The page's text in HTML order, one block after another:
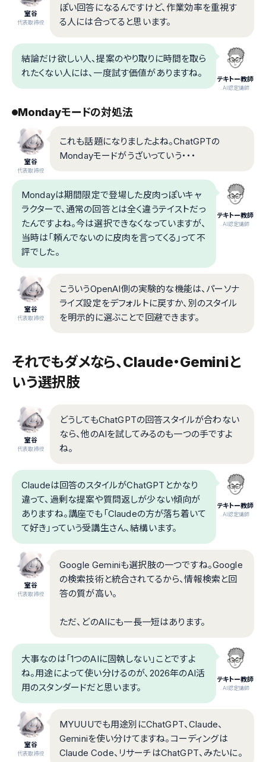
室谷
代表取締役
ぽい回答になるんですけど、作業効率を重視す
る人には合ってると思います。
テキトー教師
.AI認定講師
結論だけ欲しい人、提案のやり取りに時間を取ら
れたくない人には、一度試す価値がありますね。
Mondayモードの対処法
室谷
代表取締役
これも話題になりましたよね。ChatGPTの
Mondayモードがうざいっていう・・・
テキトー教師
.AI認定講師
Mondayは期間限定で登場した皮肉っぽいキャ
ラクターで、通常の回答とは全く違うテイストだっ
たんですよね。今は選択できなくなっていますが、
当時は「頼んでないのに皮肉を言ってくる」って不
評でした。
室谷
代表取締役
こういうOpenAI側の実験的な機能は、パーソナ
ライズ設定をデフォルトに戻すか、別のスタイル
を明示的に選ぶことで回避できます。
それでもダメなら、Claude・Geminiと
いう選択肢
室谷
代表取締役
どうしてもChatGPTの回答スタイルが合わない
なら、他のAIを試してみるのも一つの手ですよ
ね。
テキトー教師
.AI認定講師
Claudeは回答のスタイルがChatGPTとかなり
違って、過剰な提案や質問返しが少ない傾向が
ありますね。講座でも「Claudeの方が落ち着いて
て好き」っていう受講生さん、結構います。
室谷
代表取締役
Google Geminiも選択肢の一つですね。Google
の検索技術と統合されてるから、情報検索と回
答の質が高い。
ただ、どのAIにも一長一短はあります。
テキトー教師
.AI認定講師
大事なのは「1つのAIに固執しない」ことですよ
ね。用途によって使い分けるのが、2026年のAI活
用のスタンダードだと思います。
室谷
代表取締役
MYUUUでも用途別にChatGPT、Claude、
Geminiを使い分けてますね。コーディングは
Claude Code、リサーチはChatGPT、みたいに。